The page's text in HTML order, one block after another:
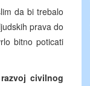
da bi trebalo
prava do
bitno poticati
civilnog